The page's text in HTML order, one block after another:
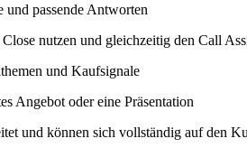
passende Antworten
nutzen und gleichzeitig den Call
und Kaufsignale
Angebot oder eine Präsentation
und können sich vollständig auf den